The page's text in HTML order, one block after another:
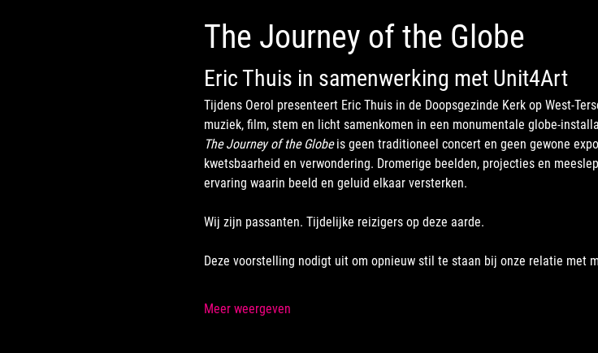
The Journey of the Globe
Eric Thuis in samenwerking met Unit4Art
Tijdens Oerol presenteert Eric Thuis in de Doopsgezinde Kerk op West-
muziek, film, stem en licht samenkomen in een monumentale globe-
The Journey of the Globe is geen traditioneel concert en geen gewone
kwetsbaarheid en verwondering. Dromerige beelden, projecties en
ervaring waarin beeld en geluid elkaar versterken.
Wij zijn passanten. Tijdelijke reizigers op deze aarde.
Deze voorstelling nodigt uit om opnieuw stil te staan bij onze relatie met
Meer weergeven